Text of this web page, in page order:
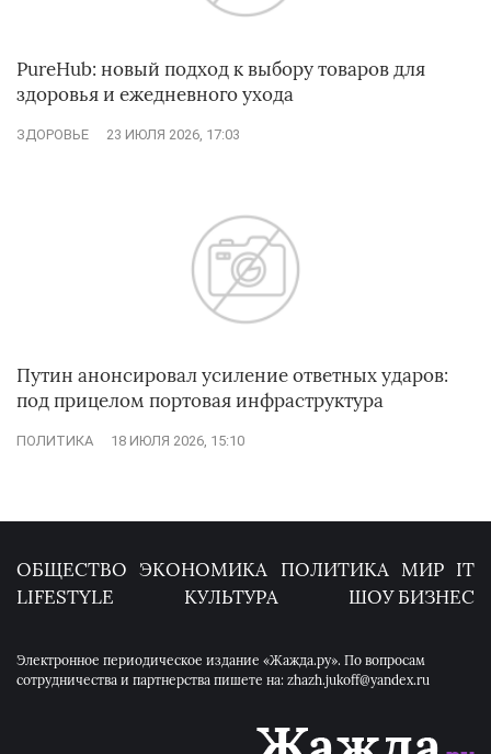
PureHub: новый подход к выбору товаров для
здоровья и ежедневного ухода
ЗДОРОВЬЕ 23 ИЮЛЯ 2026, 17:03
Путин анонсировал усиление ответных ударов:
под прицелом портовая инфраструктура
ПОЛИТИКА 18 ИЮЛЯ 2026, 15:10
ОБЩЕСТВО ЭКОНОМИКА ПОЛИТИКА МИР IT
LIFESTYLE
КУЛЬТУРА ШОУ БИЗНЕС
Электронное периодическое издание «Жажда.ру». По вопросам
сотрудничества и партнерства пишете на: zhazh.jukoff@yandex.ru